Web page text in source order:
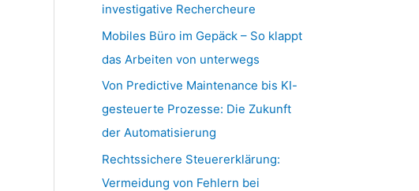
investigative Rechercheure
Mobiles Büro im Gepäck – So klappt
das Arbeiten von unterwegs
Von Predictive Maintenance bis KI-
gesteuerte Prozesse: Die Zukunft
der Automatisierung
Rechtssichere Steuererklärung:
Vermeidung von Fehlern bei